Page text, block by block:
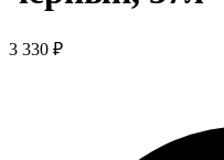
3 330 ₽